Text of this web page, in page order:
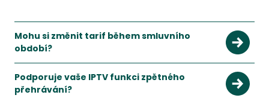
Mohu si změnit tarif během smluvního
období?
Ano, většina operátorů umožňuje změnu tarifu, obvykle
Zobrazit více
Podporuje vaše IPTV funkci zpětného
přehrávání?